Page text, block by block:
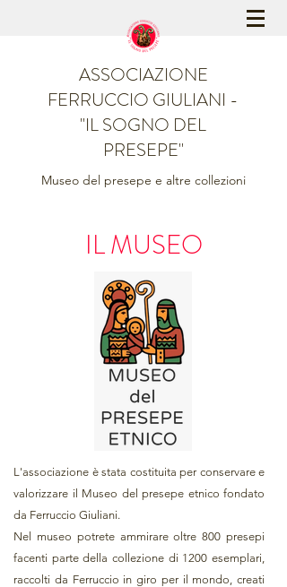
ASSOCIAZIONE
FERRUCCIO GIULIANI -
"IL SOGNO DEL
PRESEPE"
Museo del presepe e altre collezioni
IL MUSEO
L'associazione è stata costituita per conservare e
valorizzare il Museo del presepe etnico fondato
da Ferruccio Giuliani.
Nel museo potrete ammirare oltre 800 presepi
facenti parte della collezione di 1200 esemplari,
raccolti da Ferruccio in giro per il mondo, creati